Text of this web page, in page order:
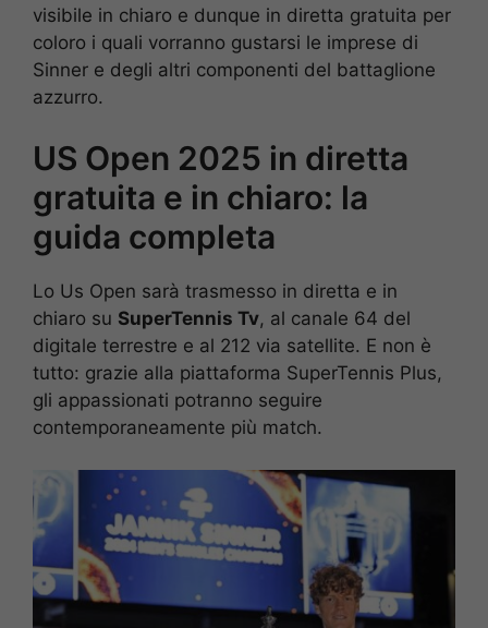
visibile in chiaro e dunque in diretta gratuita per
coloro i quali vorranno gustarsi le imprese di
Sinner e degli altri componenti del battaglione
azzurro.
US Open 2025 in diretta
gratuita e in chiaro: la
guida completa
Lo Us Open sarà trasmesso in diretta e in
chiaro su SuperTennis Tv, al canale 64 del
digitale terrestre e al 212 via satellite. E non è
tutto: grazie alla piattaforma SuperTennis Plus,
gli appassionati potranno seguire
contemporaneamente più match.